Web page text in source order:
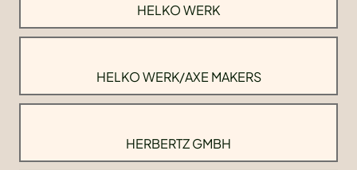
HELKO WERK
HELKO WERK/AXE MAKERS
HERBERTZ GMBH